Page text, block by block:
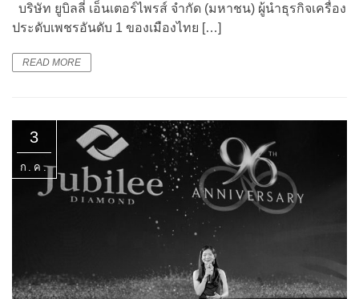
บริษัท ยูบิลลี่ เอ็นเตอร์ไพรส์ จำกัด (มหาชน) ผู้นำธุรกิจเครื่อง
ประดับเพชรอันดับ 1 ของเมืองไทย […]
READ MORE
3
ก.ค.